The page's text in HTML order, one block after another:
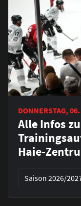
DONNERSTAG,
Alle Infos
Haie-
Saison 2026/